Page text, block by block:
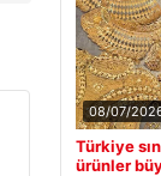
08/07/
Türkiye
ürünler